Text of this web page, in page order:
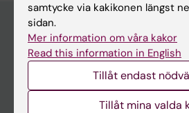
Huvudmeny
samtycke via kakikonen längst
sidan.
Mer information om våra kakor
Read this information in English
Tillåt endast
Tillåt mina valda